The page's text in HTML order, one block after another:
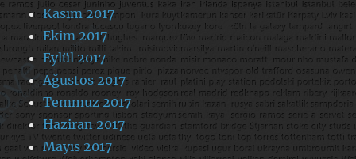
Kasım 2017
Ekim 2017
Eylül 2017
Ağustos 2017
Temmuz 2017
Haziran 2017
Mayıs 2017